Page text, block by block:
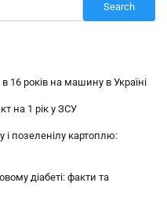
Search
років на машину в Україні
на 1 рік у ЗСУ
позеленілу картоплю:
діабеті: факти та